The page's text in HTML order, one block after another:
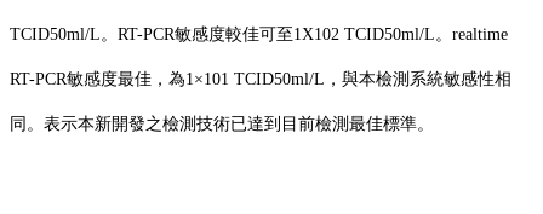
TCID50ml/L。RT-PCR敏感度較佳可至1X102 TCID50ml/L。realtime
RT-PCR敏感度最佳，為1×101 TCID50ml/L，與本檢測系統敏感性相
同。表示本新開發之檢測技術已達到目前檢測最佳標準。